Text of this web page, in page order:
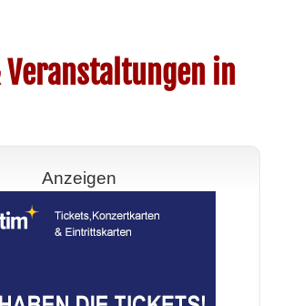
Veranstaltungen in
Anzeigen